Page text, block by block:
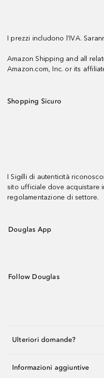
I prezzi includono l’IVA.
Amazon Shipping and all
Amazon.com, Inc. or its
Shopping Sicuro
I Sigilli di autenticità
sito ufficiale dove acquistare
regolamentazione di settore.
Douglas App
Follow Douglas
Ulteriori domande?
Informazioni aggiuntive